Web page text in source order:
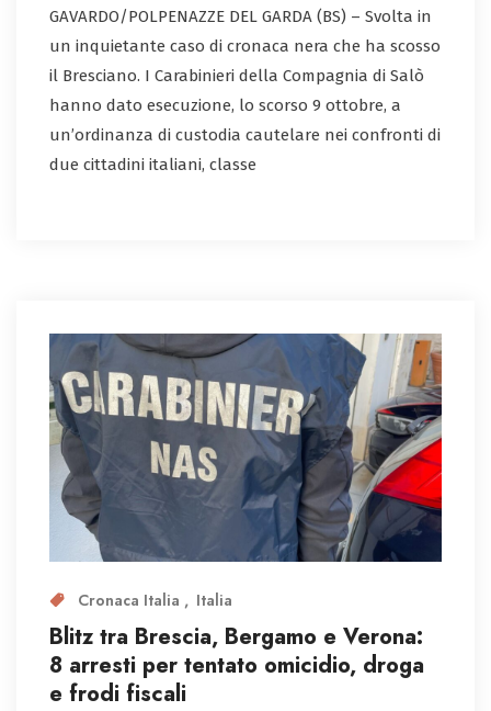
GAVARDO/POLPENAZZE DEL GARDA (BS) – Svolta in
un inquietante caso di cronaca nera che ha scosso
il Bresciano. I Carabinieri della Compagnia di Salò
hanno dato esecuzione, lo scorso 9 ottobre, a
un’ordinanza di custodia cautelare nei confronti di
due cittadini italiani, classe
Cronaca Italia Italia
Blitz tra Brescia, Bergamo e Verona:
8 arresti per tentato omicidio, droga
e frodi fiscali